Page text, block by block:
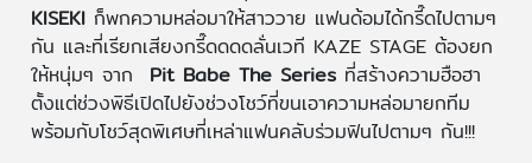
KISEKI ก็พกความหล่อมาให้สาววาย แฟนด้อมได้กรี๊ดไปตามๆ
กัน และที่เรียกเสียงกรี๊ดดดดลั่นเวที KAZE STAGE ต้องยก
ให้หนุ่มๆ จาก
Pit Babe The Series ที่สร้างความฮือฮา
ตั้งแต่ช่วงพิธีเปิดไปยังช่วงโชว์ที่ขนเอาความหล่อมายกทีม
พร้อมกับโชว์สุดพิเศษที่เหล่าแฟนคลับร่วมฟินไปตามๆ กัน!!!